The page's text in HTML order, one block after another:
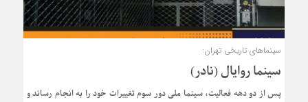
سینماهای تاریخی تهران:
سینما روایال (نادر)
پس از دو دهه فعالیت، سینما ملی دور سوم تغییرات خود را به انجام رساند و